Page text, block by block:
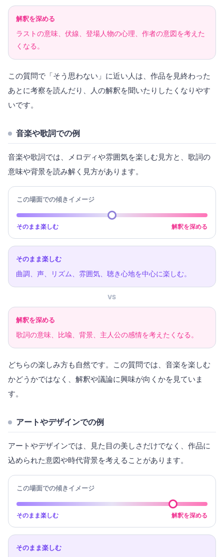
解釈を深める
ラストの意味、伏線、登場人物の心理、作者の意図を考えた
くなる。
この質問で「そう思わない」に近い人は、作品を見終わった
あとに考察を読んだり、人の解釈を聞いたりしたくなりやす
いです。
音楽や歌詞での例
音楽や歌詞では、メロディや雰囲気を楽しむ見方と、歌詞の
意味や背景を読み解く見方があります。
この場面での傾きイメージ
そのまま楽しむ 解釈を深める
そのまま楽しむ
曲調、声、リズム、雰囲気、聴き心地を中心に楽しむ。
VS
解釈を深める
歌詞の意味、比喩、背景、主人公の感情を考えたくなる。
どちらの楽しみ方も自然です。この質問では、音楽を楽しむ
かどうかではなく、解釈や議論に興味が向くかを見ていま
す。
アートやデザインでの例
アートやデザインでは、見た目の美しさだけでなく、作品に
込められた意図や時代背景を考えることがあります。
この場面での傾きイメージ
そのまま楽しむ 解釈を深める
そのまま楽しむ